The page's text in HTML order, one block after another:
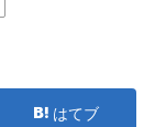
はてブ